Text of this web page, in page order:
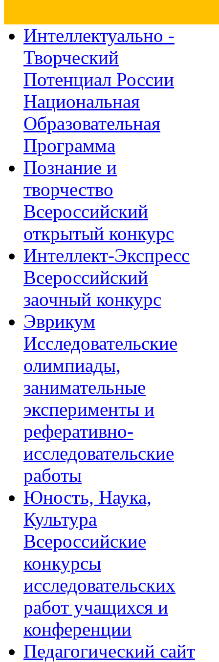
Интеллектуально -
Творческий
Потенциал России
Национальная
Образовательная
Программа
Познание и
творчество
Всероссийский
открытый конкурс
Интеллект-Экспресс
Всероссийский
заочный конкурс
Эврикум
Исследовательские
олимпиады,
занимательные
эксперименты и
реферативно-
исследовательские
работы
Юность, Наука,
Культура
Всероссийские
конкурсы
исследовательских
работ учащихся и
конференции
Педагогический сайт